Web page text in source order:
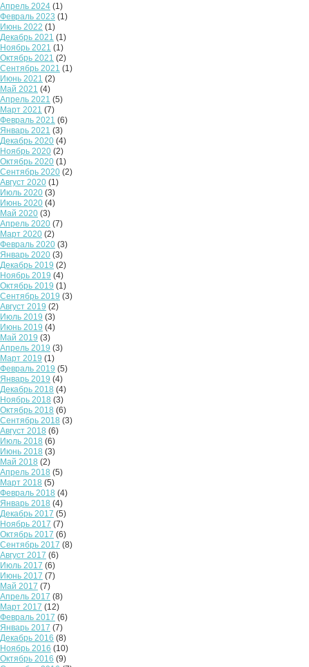
Апрель 2024 (1)
Февраль 2023 (1)
Июнь 2022 (1)
Декабрь 2021 (1)
Ноябрь 2021 (1)
Октябрь 2021 (2)
Сентябрь 2021 (1)
Июнь 2021 (2)
Май 2021 (4)
Апрель 2021 (5)
Март 2021 (7)
Февраль 2021 (6)
Январь 2021 (3)
Декабрь 2020 (4)
Ноябрь 2020 (2)
Октябрь 2020 (1)
Сентябрь 2020 (2)
Август 2020 (1)
Июль 2020 (3)
Июнь 2020 (4)
Май 2020 (3)
Апрель 2020 (7)
Март 2020 (2)
Февраль 2020 (3)
Январь 2020 (3)
Декабрь 2019 (2)
Ноябрь 2019 (4)
Октябрь 2019 (1)
Сентябрь 2019 (3)
Август 2019 (2)
Июль 2019 (3)
Июнь 2019 (4)
Май 2019 (3)
Апрель 2019 (3)
Март 2019 (1)
Февраль 2019 (5)
Январь 2019 (4)
Декабрь 2018 (4)
Ноябрь 2018 (3)
Октябрь 2018 (6)
Сентябрь 2018 (3)
Август 2018 (6)
Июль 2018 (6)
Июнь 2018 (3)
Май 2018 (2)
Апрель 2018 (5)
Март 2018 (5)
Февраль 2018 (4)
Январь 2018 (4)
Декабрь 2017 (5)
Ноябрь 2017 (7)
Октябрь 2017 (6)
Сентябрь 2017 (8)
Август 2017 (6)
Июль 2017 (6)
Июнь 2017 (7)
Май 2017 (7)
Апрель 2017 (8)
Март 2017 (12)
Февраль 2017 (6)
Январь 2017 (7)
Декабрь 2016 (8)
Ноябрь 2016 (10)
Октябрь 2016 (9)